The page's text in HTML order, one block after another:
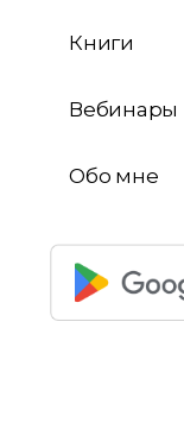
Книги
Вебинары
Обо мне